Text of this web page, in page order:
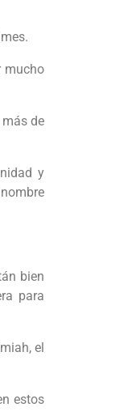
mucho
de
y
bien
para
el
estos